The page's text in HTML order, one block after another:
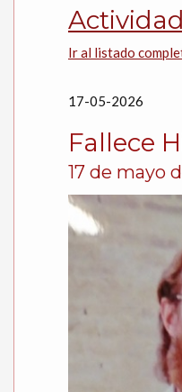
Ir al listado
17-05-2026
Fallece
17 de mayo